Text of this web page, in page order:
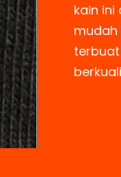
kain
mudah
terbuat